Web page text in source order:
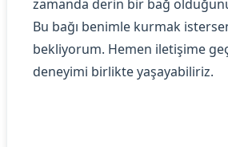
zamanda derin bir bağ
Bu bağı benimle kurmak
bekliyorum. Hemen iletişime
deneyimi birlikte yaşayabiliriz.